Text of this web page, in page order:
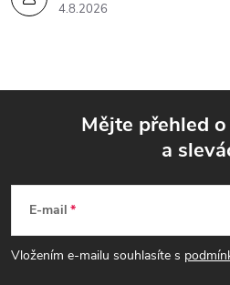
4.8.2026
p
Mějte přehled
a
E-mail
Vložením e-mailu souhlasíte s